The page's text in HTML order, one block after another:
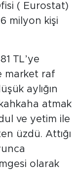
( Eurostat)
milyon kişi
TL’ye
market raf
aylığın
atmak
ve yetim ile
üzdü. Attığı
olarak